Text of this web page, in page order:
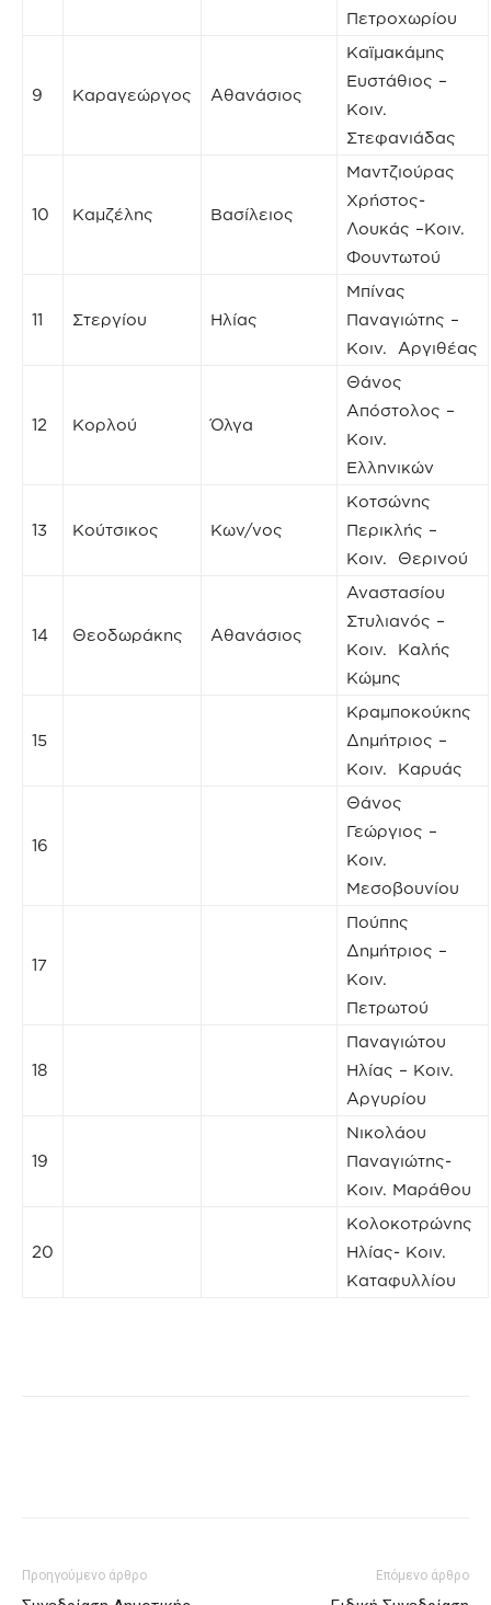
Πετροχωρίου
9 Καραγεώργος Αθανάσιος
Καϊμακάμης
Ευστάθιος –
Κοιν.
Στεφανιάδας
10 Καμζέλης Βασίλειος
Μαντζιούρας
Χρήστος-
Λουκάς –Κοιν.
Φουντωτού
11 Στεργίου Ηλίας
Μπίνας
Παναγιώτης –
Κοιν. Αργιθέας
12 Κορλού Όλγα
Θάνος
Απόστολος –
Κοιν.
Ελληνικών
13 Κούτσικος Κων/νος
Κοτσώνης
Περικλής –
Κοιν. Θερινού
14 Θεοδωράκης Αθανάσιος
Αναστασίου
Στυλιανός –
Κοιν. Καλής
Κώμης
15
Κραμποκούκης
Δημήτριος –
Κοιν. Καρυάς
16
Θάνος
Γεώργιος –
Κοιν.
Μεσοβουνίου
17
Πούπης
Δημήτριος –
Κοιν.
Πετρωτού
18
Παναγιώτου
Ηλίας – Κοιν.
Αργυρίου
19
Νικολάου
Παναγιώτης-
Κοιν. Μαράθου
20
Κολοκοτρώνης
Ηλίας- Κοιν.
Καταφυλλίου
Προηγούμενο άρθρο Επόμενο άρθρο